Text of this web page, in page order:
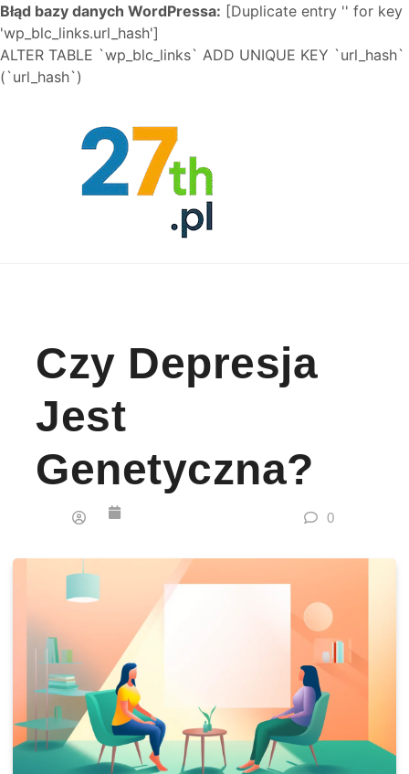
Błąd bazy danych WordPressa: [Duplicate entry '' for key
'wp_blc_links.url_hash']
ALTER TABLE `wp_blc_links` ADD UNIQUE KEY `url_hash`
(`url_hash`)
Czy Depresja
Jest
Genetyczna?
0